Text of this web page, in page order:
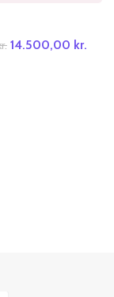
14.500,00 kr.